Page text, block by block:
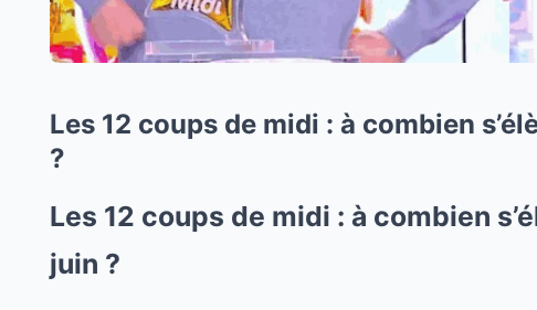
Les 12 coups de midi : à combien
?
Les 12 coups de midi : à combien
juin ?